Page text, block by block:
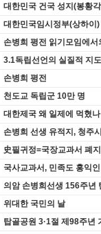
대한민국 건국 성지(봉황
대한민국임시정부(상하이)
손병희 평전 읽기모임에
3.1독립선언의 실질적 지
손병희 평전
천도교 독립군 10만 명
대한제국 왜 일제에 먹혔나
손병희 선생 유적지, 청주
史필귀정=국장교과서 폐지
국사교과서, 민족도 홍익
의암 손병희선생 156주년
위대한 국민의 날
탑골공원 3·1절 제98주년